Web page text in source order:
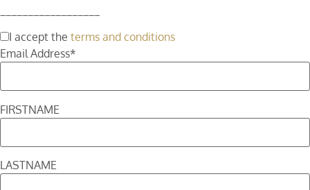
I accept the terms and conditions
Email Address*
FIRSTNAME
LASTNAME